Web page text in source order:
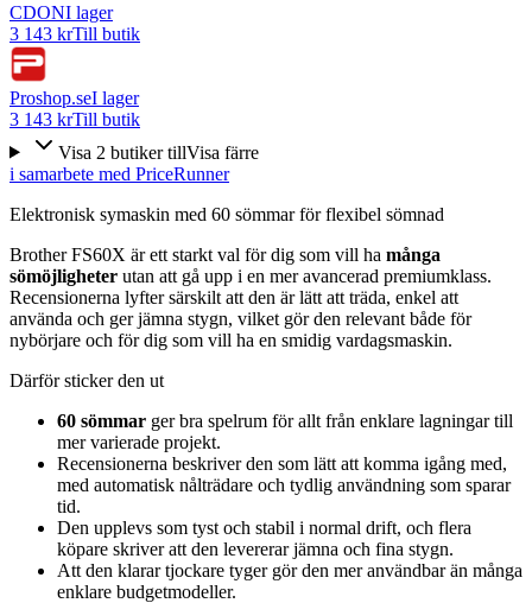
CDONI lager
3 143 krTill butik
Proshop.seI lager
3 143 krTill butik
Visa 2 butiker tillVisa färre
i samarbete med PriceRunner
Elektronisk symaskin med 60 sömmar för flexibel sömnad
Brother FS60X är ett starkt val för dig som vill ha många
sömöjligheter utan att gå upp i en mer avancerad premiumklass.
Recensionerna lyfter särskilt att den är lätt att träda, enkel att
använda och ger jämna stygn, vilket gör den relevant både för
nybörjare och för dig som vill ha en smidig vardagsmaskin.
Därför sticker den ut
60 sömmar ger bra spelrum för allt från enklare lagningar till
mer varierade projekt.
Recensionerna beskriver den som lätt att komma igång med,
med automatisk nålträdare och tydlig användning som sparar
tid.
Den upplevs som tyst och stabil i normal drift, och flera
köpare skriver att den levererar jämna och fina stygn.
Att den klarar tjockare tyger gör den mer användbar än många
enklare budgetmodeller.